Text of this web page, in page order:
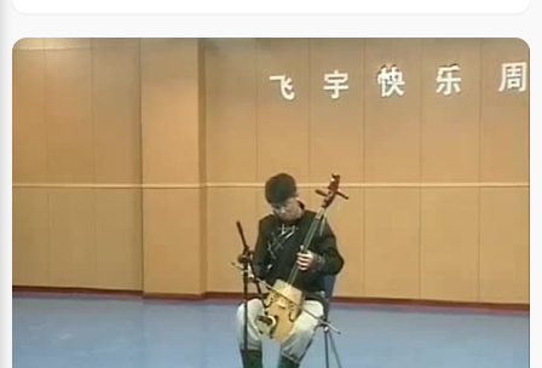
了，对这个中国最高的学府特别向往，通过不断努力，林达真的实现了自己
学类的书籍，他最喜欢的作家是村上春树。他印象中第一次特别认真的读一
本书是在初二的时候，一个很偶然的机会，他在书店看到了《海边的卡夫
续看了村上春树的很多书，比如《挪威的森林》和《1Q84》，除此之外，受
到了村上春树的影响，他还阅读了菲茨杰拉德的《了不起的盖茨比》。对于
阅读了这些书籍之后有哪些收获，林达这样告诉我们："这些书教会我如何去
思考问题，更根本的事情是如何去看待这个世界，这些是非常难以替代的作
来数学是一门挺美的学科。"小的时候，我父亲给我推荐了一本书叫做《什么
是数学》，它从数学的起源讲起，把数学的本质展现给了大家，这本书让我
一直参加数学竞赛的动力。"除了受这本书影响，除此之外，林达的数学老师
也深深影响了他。"他是我的高中老师，他真的很热爱数学，每次去办公室找
他，他都会与我分享他最近看了哪些数学的著作，有了解哪些理论等等，他